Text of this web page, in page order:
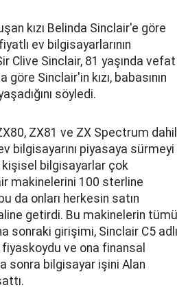
kızı Belinda Sinclair'e göre
ev bilgisayarlarının
Clive Sinclair, 81 yaşında vefat
göre Sinclair'in kızı, babasının
söyledi.
ZX81 ve ZX Spectrum dahil
bilgisayarını piyasaya sürmeyi
kişisel bilgisayarlar çok
makinelerini 100 sterline
da onları herkesin satın
getirdi. Bu makinelerin tümü
sonraki girişimi, Sinclair C5 adlı
ve ona finansal
sonra bilgisayar işini Alan